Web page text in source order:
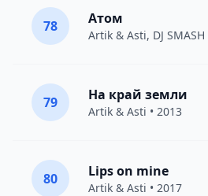
78 Атом
Artik & Asti, DJ SMASH
79 На край земли
Artik & Asti • 2013
80 Lips on mine
Artik & Asti • 2017